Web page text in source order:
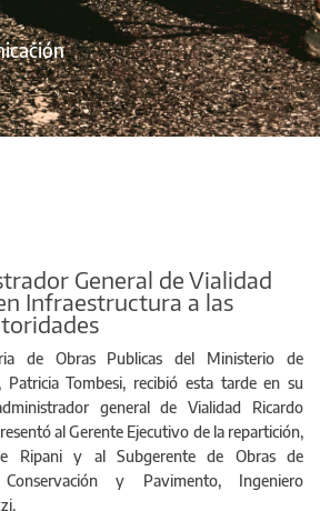
General de Vialidad
Infraestructura a las
de Obras Publicas del Ministerio de
Patricia Tombesi, recibió esta tarde en su
general de Vialidad Ricardo
al Gerente Ejecutivo de la repartición,
Ripani y al Subgerente de Obras de
Conservación y Pavimento, Ingeniero